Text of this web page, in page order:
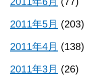
2011年5月 (203)
2011年4月 (138)
2011年3月 (26)